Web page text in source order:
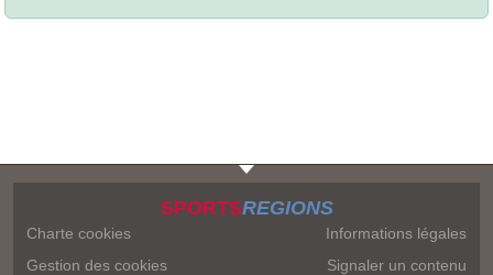
SPORTSREGIONS
Charte cookies
Gestion des cookies
Informations légales
Signaler un contenu